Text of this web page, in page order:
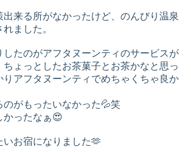
出来る所がなかったけど、のんびり温泉
ました。
したのがアフタヌーンティのサービスが
ちょっとしたお茶菓子とお茶かなと思っ
りアフタヌーンティでめちゃくちゃ良か
のがもったいなかった💦笑
かったなぁ😍
いお宿になりました🫶